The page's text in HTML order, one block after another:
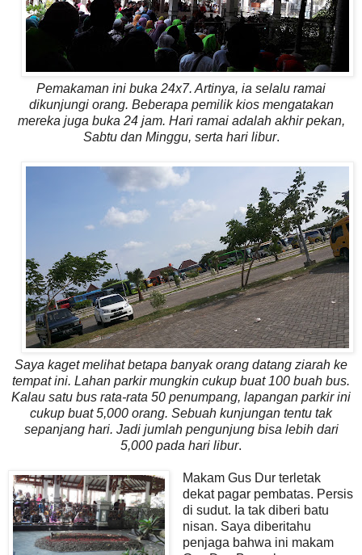
Pemakaman ini buka 24x7. Artinya, ia selalu ramai
dikunjungi orang. Beberapa pemilik kios mengatakan
mereka juga buka 24 jam. Hari ramai adalah akhir pekan,
Sabtu dan Minggu, serta hari libur.
Saya kaget melihat betapa banyak orang datang ziarah ke
tempat ini. Lahan parkir mungkin cukup buat 100 buah bus.
Kalau satu bus rata-rata 50 penumpang, lapangan parkir ini
cukup buat 5,000 orang. Sebuah kunjungan tentu tak
sepanjang hari. Jadi jumlah pengunjung bisa lebih dari
5,000 pada hari libur.
Makam Gus Dur terletak
dekat pagar pembatas. Persis
di sudut. Ia tak diberi batu
nisan. Saya diberitahu
penjaga bahwa ini makam